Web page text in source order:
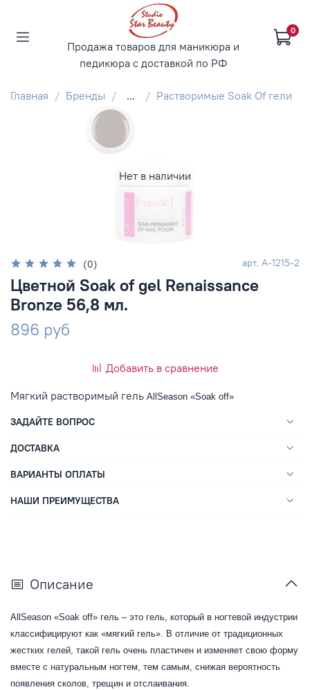
Продажа товаров для маникюра и
педикюра с доставкой по РФ
0
Главная Бренды ... Растворимые Soak Of гели
Нет в наличии
(0) арт. А-1215-2
Цветной Soak of gel Renaissance
Bronze 56,8 мл.
896 руб
Добавить в сравнение
ЗАДАЙТЕ ВОПРОС
ДОСТАВКА
ВАРИАНТЫ ОПЛАТЫ
НАШИ ПРЕИМУЩЕСТВА
Мягкий растворимый гель AllSeason «Soak off»
Описание
AllSeason «Soak off» гель – это гель, который в ногтевой индустрии
классифицируют как «мягкий гель». В отличие от традиционных
жестких гелей, такой гель очень пластичен и изменяет свою форму
вместе с натуральным ногтем, тем самым, снижая вероятность
появления сколов, трещин и отслаивания.